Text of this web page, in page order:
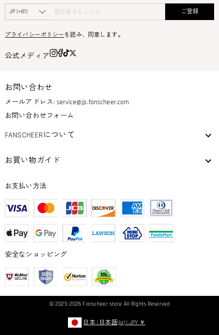
ご登録
プライバシーポリシー を読み、同意します。
公式メディア
お問い合わせ
メールアドレス:service@jp.fanscheer.com
お問い合わせフォーム
FANSCHEERについて
お買い物ガイド
お支払い方法
安全なショッピング
© 2025-2026 Fanscheerstore All Rights Reserved
日本| 日本語(ja) | JPY ￥